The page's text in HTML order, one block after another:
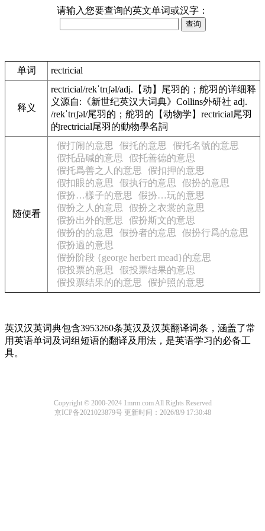
请输入您要查询的英文单词或汉字：
单词 rectricial
释义
rectricial/rekˈtrɪʃəl/adj.【动】尾羽的；舵羽的详细释
义源自:《新世纪英汉大词典》Collins外研社 adj.
/rekˈtrɪʃəl/尾羽的；舵羽的【动物学】rectricial尾羽
的rectricial尾羽的動物學名詞
随便看
假打闹的意思 假托的意思
假托名號的意思
假托品碱的意思
假托善德的意思
假托爲善之人的意思
假扣押的意思
假扣眼的意思
假执行的意思
假扮的意思
假扮…樣子的意思
假扮…玩的意思
假扮之人的意思
假扮之衣裳的意思
假扮出外的意思
假扮斯文的意思
假扮的的意思
假扮者的意思
假扮行爲的意思
假扮過的意思
假扮阶段 {george herbert mead}的意思
假投票的意思
假投票结果的意思
假投票结果的的意思
假护照的意思
英汉汉英词典包含3953260条英汉及汉英翻译词条，涵盖了常
用英语单词及词组短语的翻译及用法，是英语学习的必备工
具。
Copyright © 2000-2024 1mrm.com All Rights Reserved
京ICP备2021023879号 更新时间：2026/8/9 17:30:48